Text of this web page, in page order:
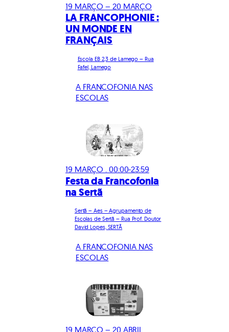
19 MARÇO – 20 MARÇO
LA FRANCOPHONIE :
UN MONDE EN
FRANÇAIS
Escola EB 2,3 de Lamego – Rua
Fafel, Lamego
A FRANCOFONIA NAS
ESCOLAS
19 MARÇO . 00:00-23:59
Festa da Francofonia
na Sertã
Sertã – Aes – Agrupamento de
Escolas de Sertã – Rua Prof. Doutor
David Lopes, SERTÃ
A FRANCOFONIA NAS
ESCOLAS
19 MARÇO – 20 ABRIL